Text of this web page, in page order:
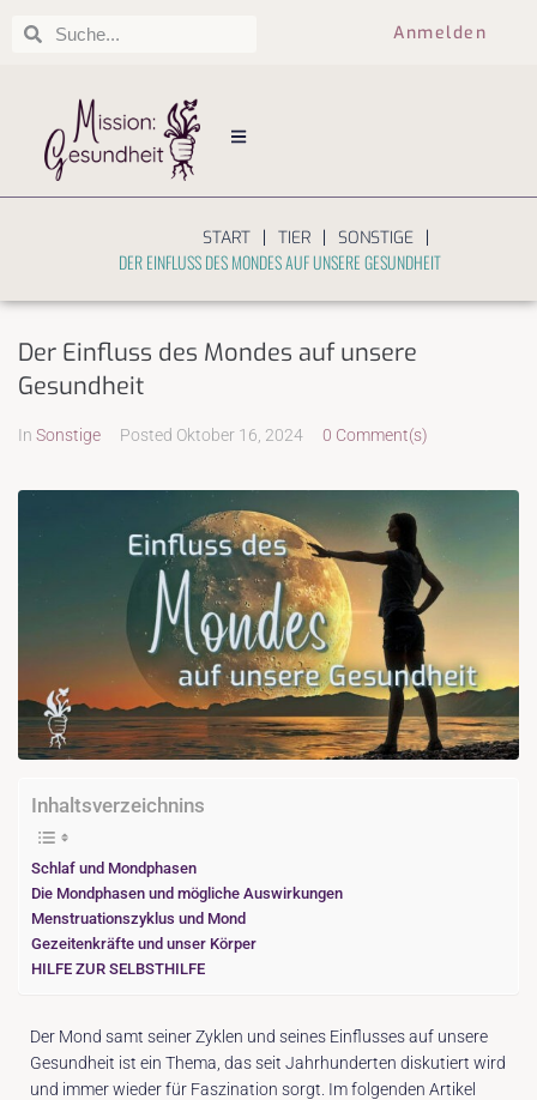
Anmelden
START | TIER | SONSTIGE |
DER EINFLUSS DES MONDES AUF UNSERE GESUNDHEIT
Der Einfluss des Mondes auf unsere
Gesundheit
In Sonstige Posted Oktober 16, 2024 0 Comment(s)
Inhaltsverzeichnins
Schlaf und Mondphasen
Die Mondphasen und mögliche Auswirkungen
Menstruationszyklus und Mond
Gezeitenkräfte und unser Körper
HILFE ZUR SELBSTHILFE
Der Mond samt seiner Zyklen und seines Einflusses auf unsere
Gesundheit ist ein Thema, das seit Jahrhunderten diskutiert wird
und immer wieder für Faszination sorgt. Im folgenden Artikel